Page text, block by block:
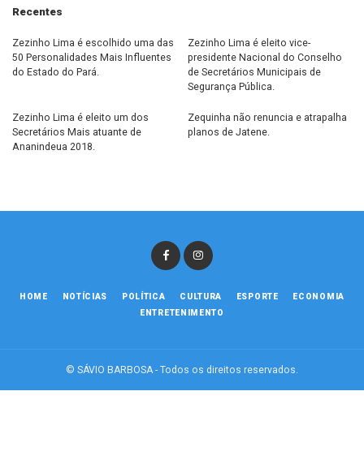
Recentes
Zezinho Lima é escolhido uma das
50 Personalidades Mais Influentes
do Estado do Pará.
Zezinho Lima é eleito vice-
presidente Nacional do Conselho
de Secretários Municipais de
Segurança Pública.
Zezinho Lima é eleito um dos
Secretários Mais atuante de
Ananindeua 2018.
Zequinha não renuncia e atrapalha
planos de Jatene.
HOME NOTÍCIAS POLÍTICA CULTURA ESPORTE
ECONOMIA
ENTRETENIMENTO
© SÁVIO BARBOSA - Todos os direitos reservados.